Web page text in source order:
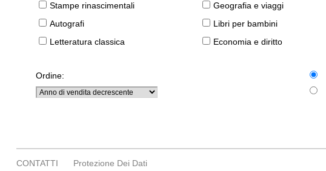
Stampe rinascimentali
Geografia e viaggi
Autografi
Libri per bambini
Letteratura classica
Economia e diritto
Ordine:
CONTATTI Protezione Dei Dati